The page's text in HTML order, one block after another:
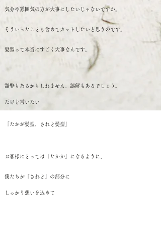
気分や雰囲気の方が大事にしたいじゃないですか。
そういったことも含めてカットしたいと思うのです。
髪型って本当にすごく大事なんです。
語弊もあるかもしれません。誤解もあるでしょう。
だけど言いたい
「たかが髪型、されど髪型」
お客様にとっては「たかが」になるように、
僕たちが「されど」の部分に
しっかり想いを込めて